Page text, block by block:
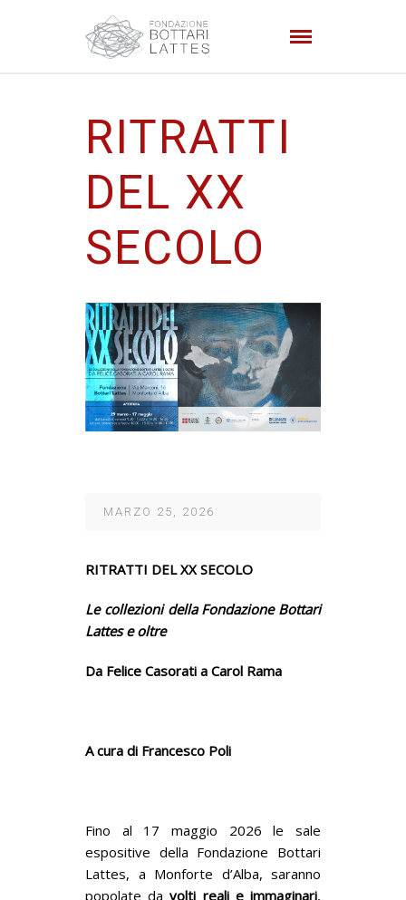
RITRATTI
DEL XX
SECOLO
MARZO 25, 2026
RITRATTI DEL XX SECOLO
Le collezioni della Fondazione Bottari
Lattes e oltre
Da Felice Casorati a Carol Rama
A cura di Francesco Poli
Fino al 17 maggio 2026 le sale
espositive della Fondazione Bottari
Lattes, a Monforte d’Alba, saranno
popolate davolti reali e immaginari,